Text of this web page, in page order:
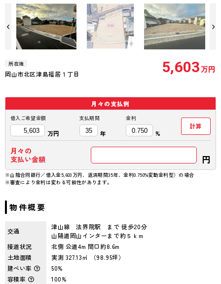
所在地
岡山市北区津島福居１丁目 5,603万円
月々の支払例
借入ご希望金額
万円
支払期間
年
金利
%
計算
月々の
支払い金額
円
※山陰合同銀行／借入金5,603万円、返済期間35年、金利0.750%変動金利型）の場合
※審査により金利は変わる可能性があります。
物件概要
交通
津山線 法界院駅 まで 徒歩20分
山陽道岡山インターまで約５ｋｍ
接道状況
北側 公道4m 間口約8.6m
土地面積
実測 327.13㎡ （98.95坪）
建ぺい率
50%
容積率
100%